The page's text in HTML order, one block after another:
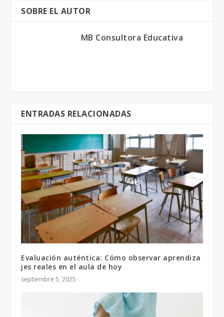
SOBRE EL AUTOR
MB Consultora Educativa
ENTRADAS RELACIONADAS
Evaluación auténtica: Cómo observar aprendiza
jes reales en el aula de hoy
septiembre 5, 2025